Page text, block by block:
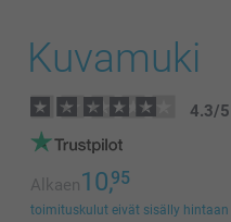
Kuvamuki
4.3/5
Alkaen10,95
toimituskulut eivät sisälly hintaan